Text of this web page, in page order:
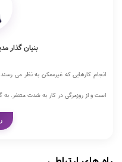
بنیان گذار
انجام کارهایی که غیرممکن به نظر می
است و از روزمرگی در کار به شدت متنفر. به